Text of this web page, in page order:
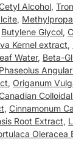
Alcohol,
,
Butylene Glycol,
Kernel extract,
Water, Beta-
Phaseolus
, Origanum
, Cinnamonum
Root Extract,
Oleracea